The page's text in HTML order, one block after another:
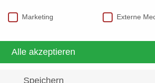
Marketing Externe
Alle akzeptieren
Speichern